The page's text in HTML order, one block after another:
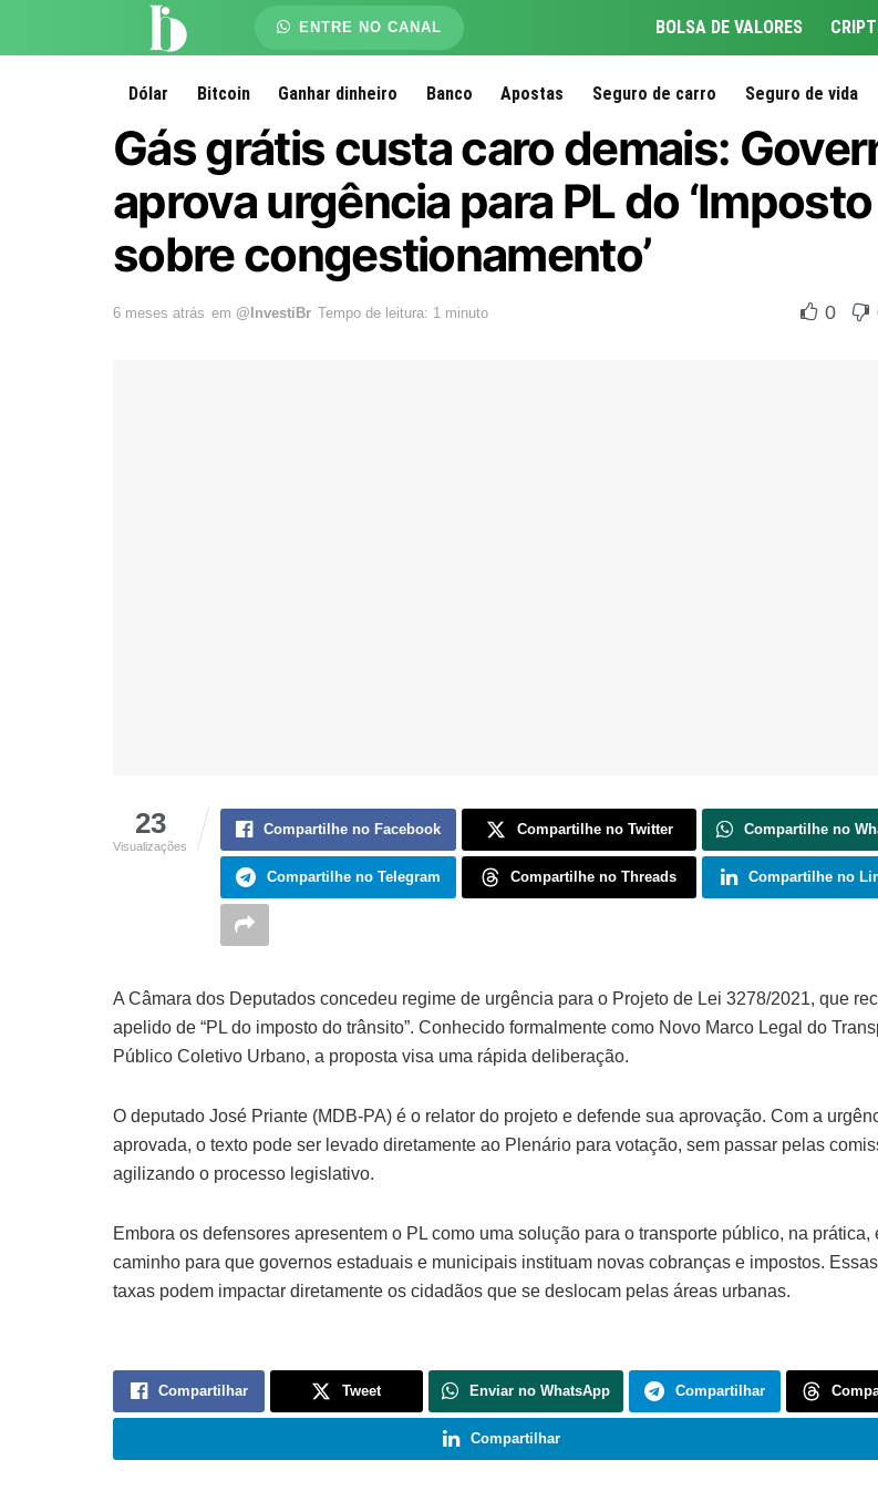
ENTRE NO CANAL BOLSA DE VALORES
Dólar Bitcoin Ganhar dinheiro Banco Apostas Seguro de carro Seguro de vida
Gás grátis custa caro demais:
aprova urgência para PL do ‘Imposto
sobre congestionamento’
6 meses atrás em @InvestiBr Tempo de leitura: 1 minuto 0
23
Visualizações
Compartilhe no Facebook Compartilhe no Twitter Compartilhe no
Compartilhe no Telegram Compartilhe no Threads Compartilhe no
A Câmara dos Deputados concedeu regime de urgência para o Projeto de Lei 3278/2021, que
apelido de “PL do imposto do trânsito”. Conhecido formalmente como Novo Marco Legal do
Público Coletivo Urbano, a proposta visa uma rápida deliberação.
O deputado José Priante (MDB-PA) é o relator do projeto e defende sua aprovação. Com a
aprovada, o texto pode ser levado diretamente ao Plenário para votação, sem passar pelas
agilizando o processo legislativo.
Embora os defensores apresentem o PL como uma solução para o transporte público, na prática,
caminho para que governos estaduais e municipais instituam novas cobranças e impostos.
taxas podem impactar diretamente os cidadãos que se deslocam pelas áreas urbanas.
Compartilhar Tweet Enviar no WhatsApp Compartilhar
Compartilhar